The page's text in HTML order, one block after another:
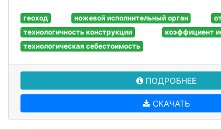
геоход ножевой исполнительный орган
технологичность конструкции
коэффициент
технологическая себестоимость
ПОДРОБНЕЕ
СКАЧАТЬ